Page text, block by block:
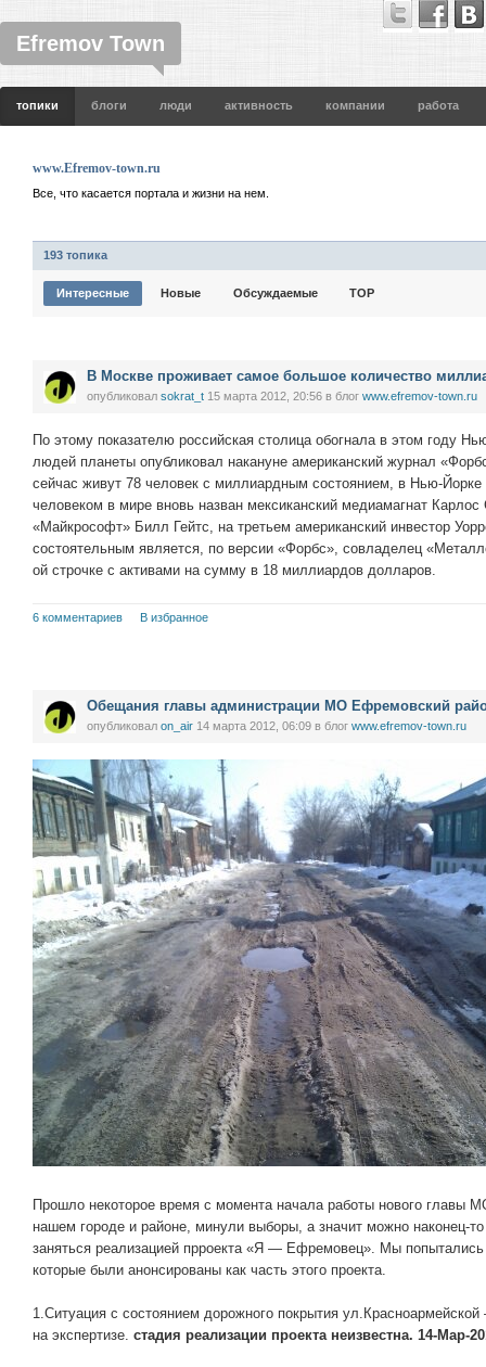
Efremov Town
топики блоги люди активность компании работа
www.Efremov-town.ru
Все, что касается портала и жизни на нем.
193 топика
Интересные Новые Обсуждаемые TOP
В Москве проживает самое большое количество
опубликовал sokrat_t 15 марта 2012, 20:56 в блог www.efremov-town.ru
По этому показателю российская столица обогнала в этом году
людей планеты опубликовал накануне американский журнал
сейчас живут 78 человек с миллиардным состоянием, в Нью-
человеком в мире вновь назван мексиканский медиамагнат
«Майкрософт» Билл Гейтс, на третьем американский инвестор
состоятельным является, по версии «Форбс», совладелец
ой строчке с активами на сумму в 18 миллиардов долларов.
6 комментариев В избранное
Обещания главы администрации МО Ефремовский
опубликовал on_air 14 марта 2012, 06:09 в блог www.efremov-town.ru
Прошло некоторое время с момента начала работы нового главы
нашем городе и районе, минули выборы, а значит можно наконец-
заняться реализацией прроекта «Я — Ефремовец». Мы
которые были анонсированы как часть этого проекта.
1.Ситуация с состоянием дорожного покрытия
на экспертизе. стадия реализации проекта неизвестна. 14-Мар-